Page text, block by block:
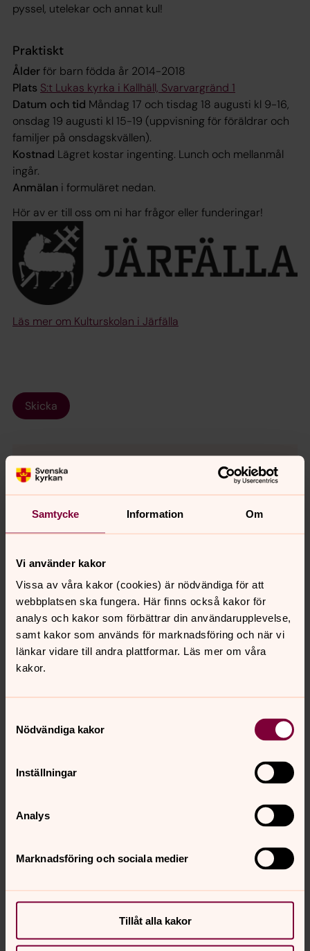
Samtycke Information Om
Vi använder kakor
Vissa av våra kakor (cookies) är nödvändiga för att
webbplatsen ska fungera. Här finns också kakor för
analys och kakor som förbättrar din användarupplevelse,
samt kakor som används för marknadsföring och när vi
länkar vidare till andra plattformar. Läs mer om våra
kakor.
Nödvändiga kakor
Inställningar
Analys
Marknadsföring och sociala medier
Tillåt alla kakor
pyssel, utelekar och annat kul!
Praktiskt
Ålderför barn födda år 2014-2018
Plats S:t Lukas kyrka i Kallhäll, Svarvargränd 1
Datum och tid Måndag 17 och tisdag 18 augusti kl 9-16,
onsdag 19 augusti kl 15-19 (uppvisning för föräldrar och
familjer på onsdagskvällen).
Kostnad Lägret kostar ingenting. Lunch och mellanmål
ingår.
Anmälan i formuläret nedan.
Hör av er till oss om ni har frågor eller funderingar!
Läs mer om Kulturskolan i Järfälla
Skicka
Marie Ullenius
Direkt:08-580 219 11
Synpunkter eller frågor på sidans
innehåll?